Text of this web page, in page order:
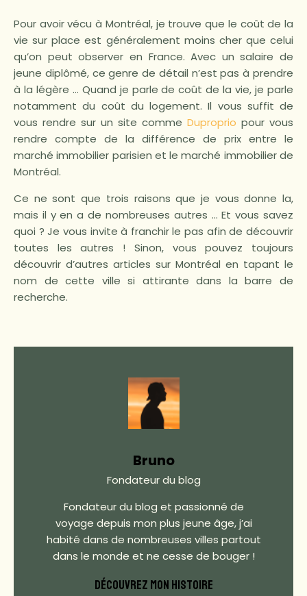
Pour avoir vécu à Montréal, je trouve que le coût de la
vie sur place est généralement moins cher que celui
qu’on peut observer en France. Avec un salaire de
jeune diplômé, ce genre de détail n’est pas à prendre
à la légère … Quand je parle de coût de la vie, je parle
notamment du coût du logement. Il vous suffit de
vous rendre sur un site comme Duproprio pour vous
rendre compte de la différence de prix entre le
marché immobilier parisien et le marché immobilier de
Montréal.
Ce ne sont que trois raisons que je vous donne la,
mais il y en a de nombreuses autres … Et vous savez
quoi ? Je vous invite à franchir le pas afin de découvrir
toutes les autres ! Sinon, vous pouvez toujours
découvrir d’autres articles sur Montréal en tapant le
nom de cette ville si attirante dans la barre de
recherche.
Bruno
Fondateur du blog
Fondateur du blog et passionné de
voyage depuis mon plus jeune âge, j’ai
habité dans de nombreuses villes partout
dans le monde et ne cesse de bouger !
DÉCOUVREZ MON HISTOIRE